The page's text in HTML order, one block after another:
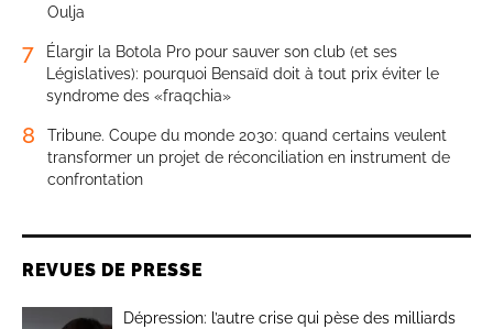
Oulja
7
Élargir la Botola Pro pour sauver son club (et ses
Législatives): pourquoi Bensaïd doit à tout prix éviter le
syndrome des «fraqchia»
8
Tribune. Coupe du monde 2030: quand certains veulent
transformer un projet de réconciliation en instrument de
confrontation
REVUES DE PRESSE
Dépression: l’autre crise qui pèse des milliards